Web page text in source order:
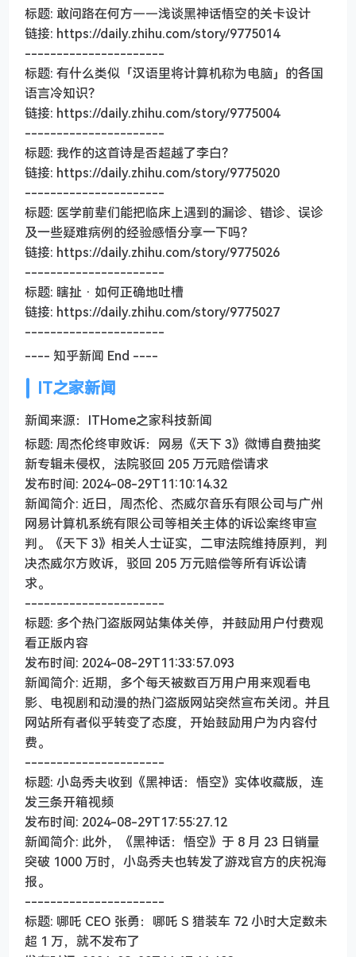
标题: 敢问路在何方——浅谈黑神话悟空的关卡设计
链接: https://daily.zhihu.com/story/9775014
----------------------
标题: 有什么类似「汉语里将计算机称为电脑」的各国
语言冷知识？
链接: https://daily.zhihu.com/story/9775004
----------------------
标题: 我作的这首诗是否超越了李白？
链接: https://daily.zhihu.com/story/9775020
----------------------
标题: 医学前辈们能把临床上遇到的漏诊、错诊、误诊
及一些疑难病例的经验感悟分享一下吗？
链接: https://daily.zhihu.com/story/9775026
----------------------
标题: 瞎扯 · 如何正确地吐槽
链接: https://daily.zhihu.com/story/9775027
----------------------
---- 知乎新闻 End ----
IT之家新闻
新闻来源：ITHome之家科技新闻
标题: 周杰伦终审败诉：网易《天下 3》微博自费抽奖
新专辑未侵权，法院驳回 205 万元赔偿请求
发布时间: 2024-08-29T11:10:14.32
新闻简介: 近日，周杰伦、杰威尔音乐有限公司与广州
网易计算机系统有限公司等相关主体的诉讼案终审宣
判。《天下 3》相关人士证实，二审法院维持原判，判
决杰威尔方败诉，驳回 205 万元赔偿等所有诉讼请
求。
----------------------
标题: 多个热门盗版网站集体关停，并鼓励用户付费观
看正版内容
发布时间: 2024-08-29T11:33:57.093
新闻简介: 近期，多个每天被数百万用户用来观看电
影、电视剧和动漫的热门盗版网站突然宣布关闭。并且
网站所有者似乎转变了态度，开始鼓励用户为内容付
费。
----------------------
标题: 小岛秀夫收到《黑神话：悟空》实体收藏版，连
发三条开箱视频
发布时间: 2024-08-29T17:55:27.12
新闻简介: 此外，《黑神话：悟空》于 8 月 23 日销量
突破 1000 万时，小岛秀夫也转发了游戏官方的庆祝海
报。
----------------------
标题: 哪吒 CEO 张勇：哪吒 S 猎装车 72 小时大定数未
超 1 万，就不发布了